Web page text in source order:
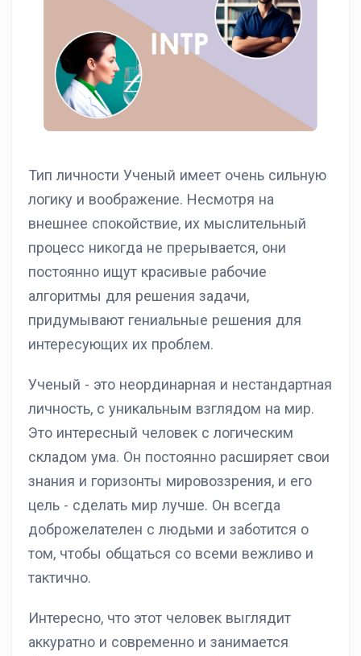
Тип личности Ученый имеет очень сильную
логику и воображение. Несмотря на
внешнее спокойствие, их мыслительный
процесс никогда не прерывается, они
постоянно ищут красивые рабочие
алгоритмы для решения задачи,
придумывают гениальные решения для
интересующих их проблем.
Ученый - это неординарная и нестандартная
личность, с уникальным взглядом на мир.
Это интересный человек с логическим
складом ума. Он постоянно расширяет свои
знания и горизонты мировоззрения, и его
цель - сделать мир лучше. Он всегда
доброжелателен с людьми и заботится о
том, чтобы общаться со всеми вежливо и
тактично.
Интересно, что этот человек выглядит
аккуратно и современно и занимается